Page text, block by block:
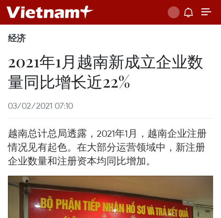
经济
2021年1月越南新成立企业数
量同比增长近22%
03/02/2021 07:10
越南总计总局透露，2021年1月，越南企业注册
情况见有起色。在大部分运营领域中，新注册
企业数量和注册资本均同比增加。